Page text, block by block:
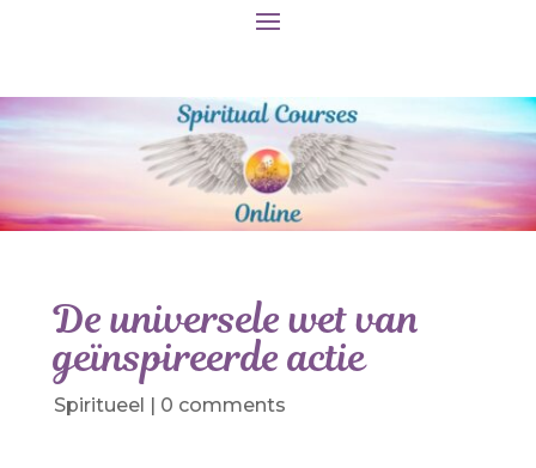
De universele wet van
geïnspireerde actie
Spiritueel | 0 comments